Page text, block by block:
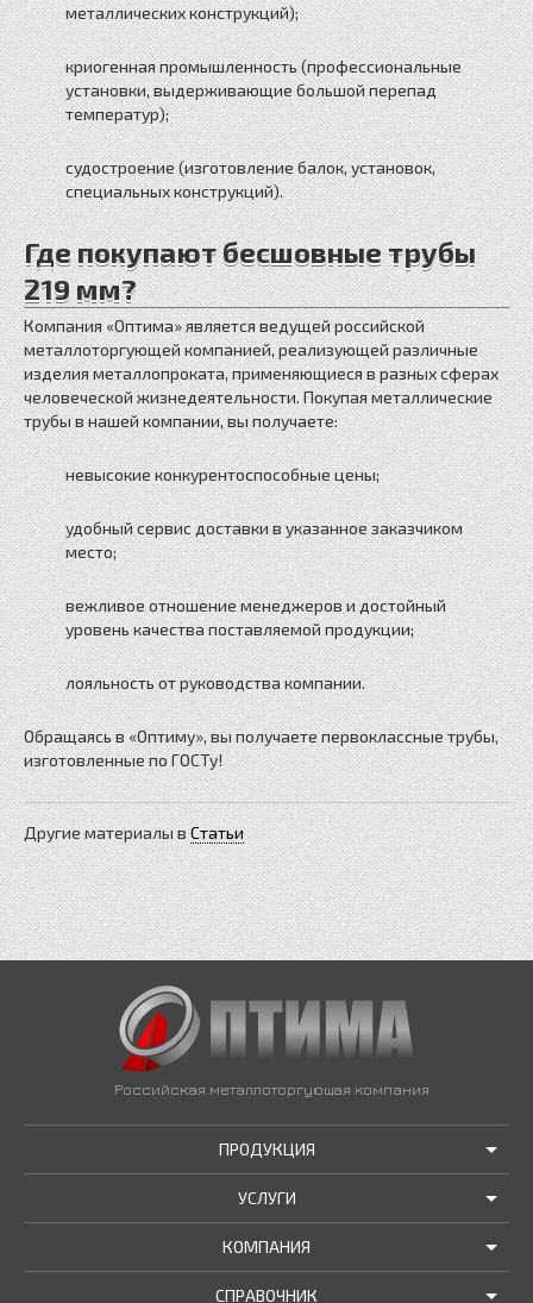
металлических конструкций);
криогенная промышленность (профессиональные
установки, выдерживающие большой перепад
температур);
судостроение (изготовление балок, установок,
специальных конструкций).
Где покупают бесшовные трубы
219 мм?
Компания «Оптима» является ведущей российской
металлоторгующей компанией, реализующей различные
изделия металлопроката, применяющиеся в разных сферах
человеческой жизнедеятельности. Покупая металлические
трубы в нашей компании, вы получаете:
невысокие конкурентоспособные цены;
удобный сервис доставки в указанное заказчиком
место;
вежливое отношение менеджеров и достойный
уровень качества поставляемой продукции;
лояльность от руководства компании.
Обращаясь в «Оптиму», вы получаете первоклассные трубы,
изготовленные по ГОСТу!
Другие материалы вСтатьи
Российская металлоторгующая компания
ПРОДУКЦИЯ
АКЦИИ И РАСПРОДАЖИ
ТРУБЫ В НАЛИЧИИ
МЕТАЛЛОПРОКАТ В НАЛИЧИИ
УСЛУГИ
ДОСТАВКА
РЕЗКА В РАЗМЕР
КОМПАНИЯ
О НАС
СПРАВОЧНИК